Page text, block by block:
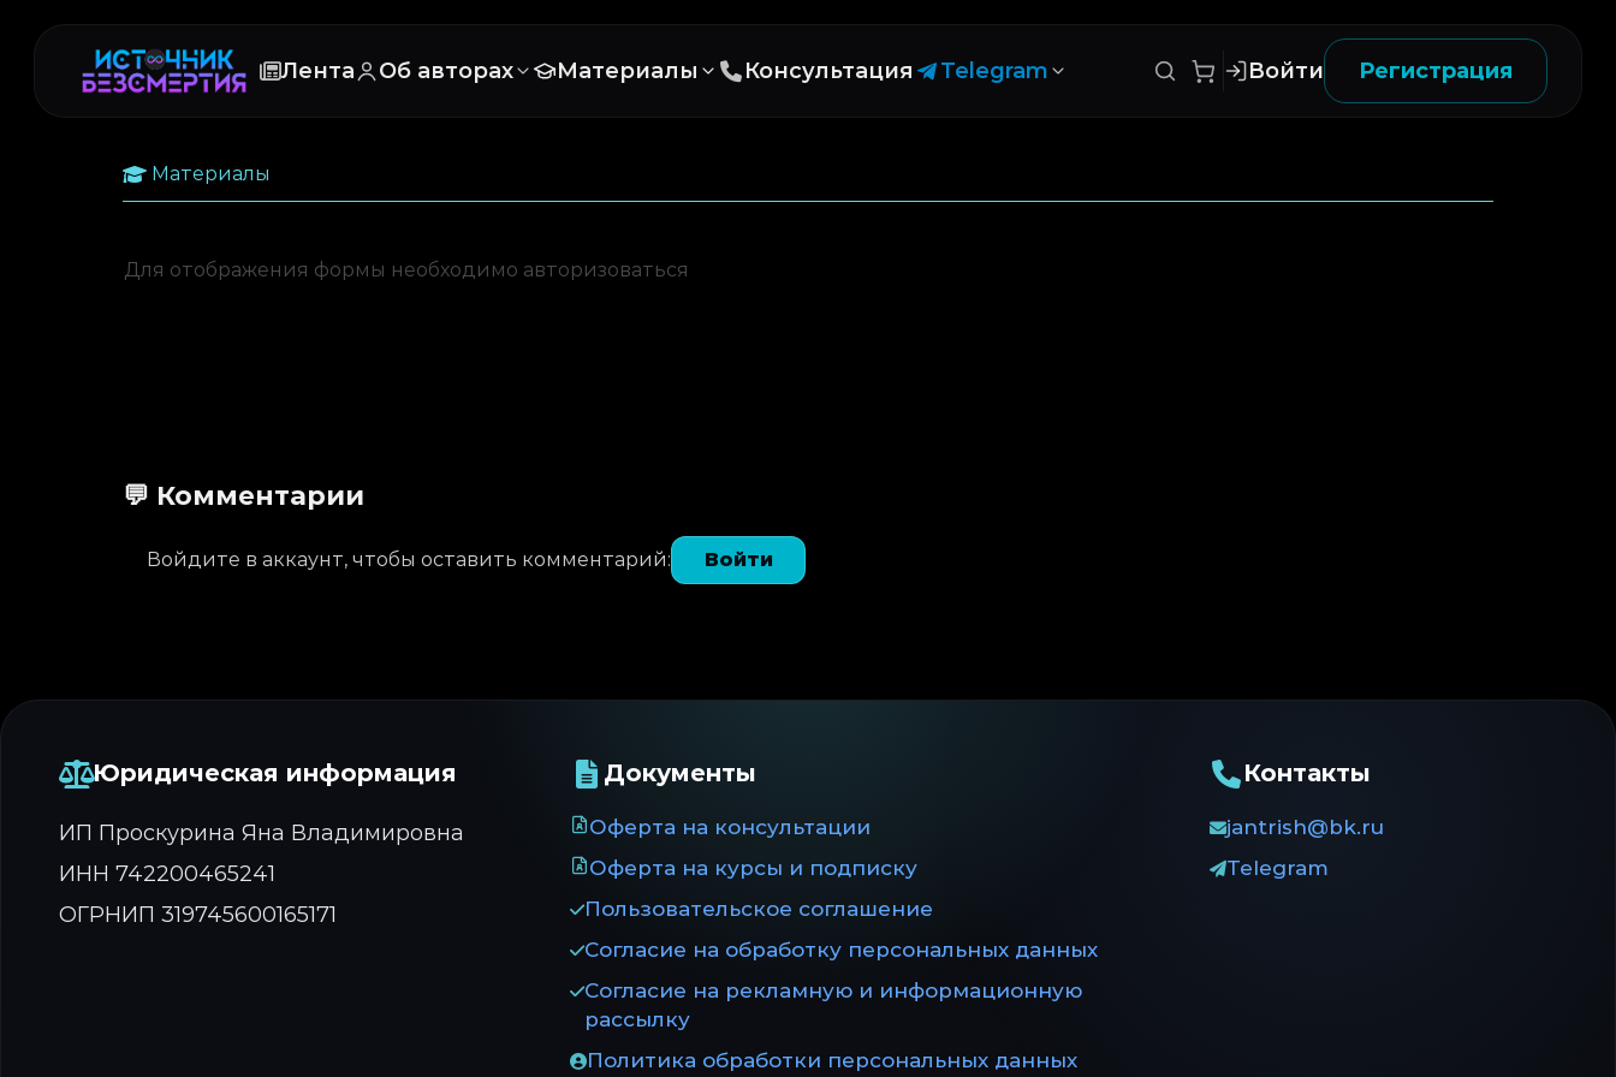
Лента Об авторах Материалы Консультация Telegram Войти Регистрация
Материалы
Для отображения формы необходимо авторизоваться
💬 Комментарии
Войдите в аккаунт, чтобы оставить комментарий: Войти
Юридическая информация
ИП Проскурина Яна Владимировна
ИНН 742200465241
ОГРНИП 319745600165171
Документы
Оферта на консультации
Оферта на курсы и подписку
Пользовательское соглашение
Согласие на обработку персональных данных
Согласие на рекламную и информационную
рассылку
Политика обработки персональных данных
Контакты
jantrish@bk.ru
Telegram